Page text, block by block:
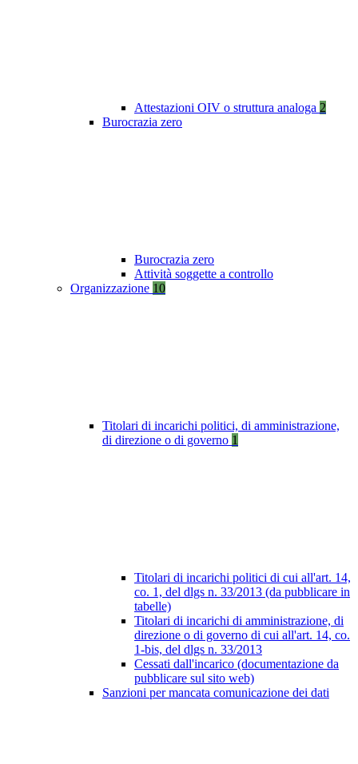
Attestazioni OIV o struttura analoga 2
Burocrazia zero
Burocrazia zero
Attività soggette a controllo
Organizzazione 10
Titolari di incarichi politici, di amministrazione,
di direzione o di governo 1
Titolari di incarichi politici di cui all'art. 14,
co. 1, del dlgs n. 33/2013 (da pubblicare in
tabelle)
Titolari di incarichi di amministrazione, di
direzione o di governo di cui all'art. 14, co.
1-bis, del dlgs n. 33/2013
Cessati dall'incarico (documentazione da
pubblicare sul sito web)
Sanzioni per mancata comunicazione dei dati